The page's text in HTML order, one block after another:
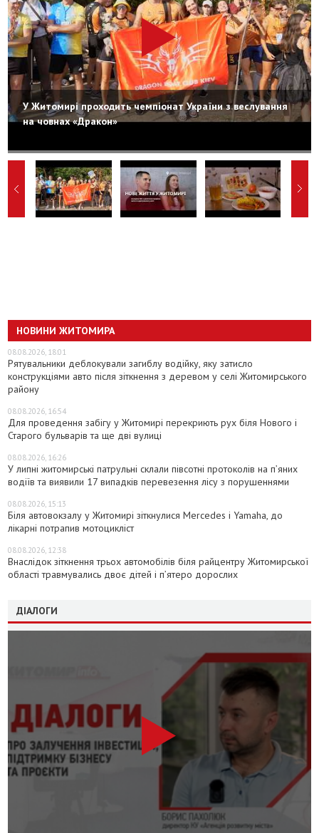
У Житомирі проходить чемпіонат України з веслування
на човнах «Дракон»
НОВИНИ ЖИТОМИРА
08.08.2026, 18:01
Рятувальники деблокували загиблу водійку, яку затисло
конструкціями авто після зіткнення з деревом у селі Житомирського
району
08.08.2026, 16:54
Для проведення забігу у Житомирі перекриють рух біля Нового і
Старого бульварів та ще дві вулиці
08.08.2026, 16:26
У липні житомирські патрульні склали півсотні протоколів на пʼяних
водіїв та виявили 17 випадків перевезення лісу з порушеннями
08.08.2026, 15:13
Біля автовокзалу у Житомирі зіткнулися Mercedes і Yamaha, до
лікарні потрапив мотоцикліст
08.08.2026, 12:38
Внаслідок зіткнення трьох автомобілів біля райцентру Житомирської
області травмувались двоє дітей і пʼятеро дорослих
ДІАЛОГИ